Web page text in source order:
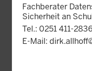
Fachberater
Sicherheit an
Tel.: 0251 411-
E-Mail: